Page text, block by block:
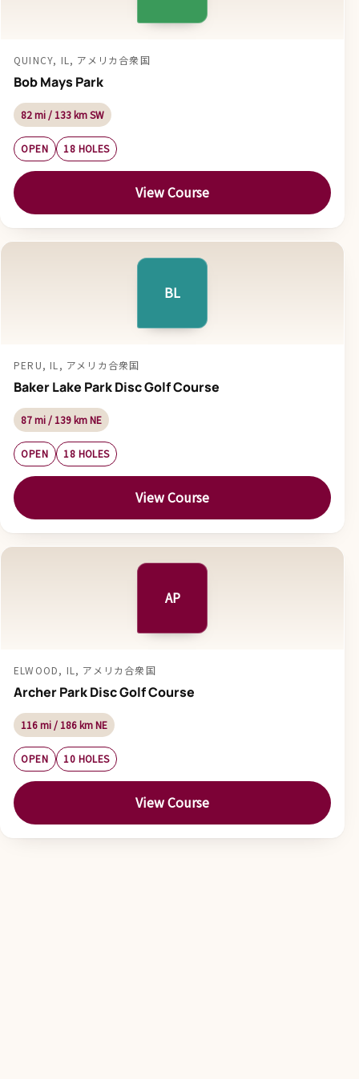
QUINCY, IL, アメリカ合衆国
Bob Mays Park
82 mi / 133 km SW
OPEN 18 HOLES
View Course
BL
PERU, IL, アメリカ合衆国
Baker Lake Park Disc Golf Course
87 mi / 139 km NE
OPEN 18 HOLES
View Course
AP
ELWOOD, IL, アメリカ合衆国
Archer Park Disc Golf Course
116 mi / 186 km NE
OPEN 10 HOLES
View Course